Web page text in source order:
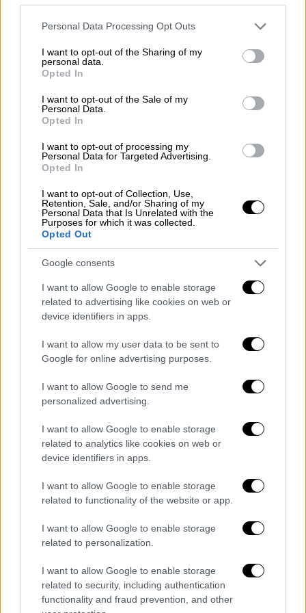
Please note that this website/app uses one or more Google
not limited to your visit or usage behaviour. You may click to
grant or deny consent to Google and its third-party tags to
use your data for below specified purposes in below Google
consent section.
Personal Data Processing Opt Outs
I want to opt-out of the Sharing of my
personal data.
Opted In
I want to opt-out of the Sale of my
Personal Data.
Opted In
I want to opt-out of processing my
Personal Data for Targeted Advertising.
Opted In
I want to opt-out of Collection, Use,
Retention, Sale, and/or Sharing of my
Personal Data that Is Unrelated with the
Purposes for which it was collected.
Opted Out
Google consents
I want to allow Google to enable storage
related to advertising like cookies on web or
device identifiers in apps.
I want to allow my user data to be sent to
Google for online advertising purposes.
I want to allow Google to send me
personalized advertising.
I want to allow Google to enable storage
related to analytics like cookies on web or
device identifiers in apps.
I want to allow Google to enable storage
related to functionality of the website or app.
I want to allow Google to enable storage
related to personalization.
I want to allow Google to enable storage
related to security, including authentication
functionality and fraud prevention, and other
έχει ζητήσει βοήθεια από τη μητέρα
του δράστη», τόνισε χαρακτηριστικά η
γειτόνισσα.
Στη συνέχεια αναφέρθηκε στον μεγάλο γιο
της οικογένειας, που προς το παρόν
φαίνεται να παίρνει το μέρος του πατέρα
του. «Το μεγάλο παιδί στηρίζει τον πάτερά
του. Τον έχει κάνει ίδιο. Οι γονείς της
κοπέλας θέλουν να αναλάβουν τα παιδιά. Δεν
επισκεφθούν. Απαγορεύεται η οποιαδήποτε
να μην αλλάξουν τις καταθέσεις τους. Ο
αδελφός προσπαθούσε να επηρεάσει τα
κορίτσια για να αλλάξουν τις καταθέσεις
τους», υπογράμμισε.
νοιάζουν τα παιδιά της. Η σύζυγος του
45χρονου αστυνομικού
στιγμή με ενδιαφέρει το ότι αυτός ο
άνθρωπος, επιτέλους, δεν είναι εδώ και δεν
μπορεί πλέον να μας βλάπτει. Μου αρκεί ότι